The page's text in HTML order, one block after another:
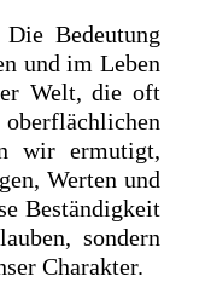
Die Bedeutung
und im Leben
Welt, die oft
wir ermutigt,
Werten und
Beständigkeit
sondern
Charakter.